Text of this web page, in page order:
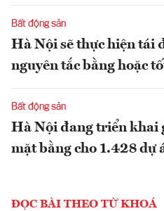
Bất động sản
Hà Nội sẽ thực hiện tái
nguyên tắc bằng hoặc
Bất động sản
Hà Nội đang triển khai
mặt bằng cho 1.428 dự
ĐỌC BÀI THEO TỪ KHOÁ